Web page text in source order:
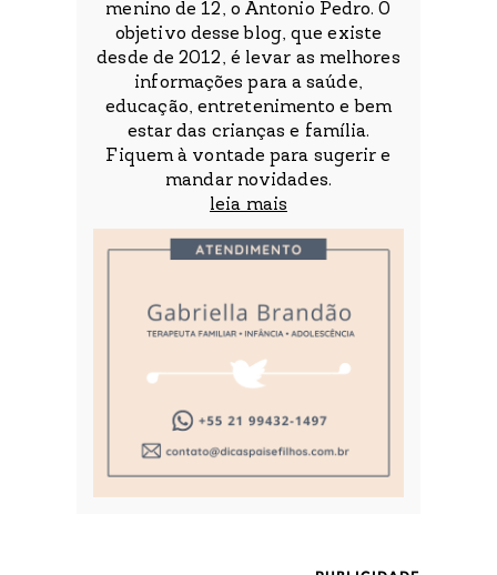
menino de 12, o Antonio Pedro. O
objetivo desse blog, que existe
desde de 2012, é levar as melhores
informações para a saúde,
educação, entretenimento e bem
estar das crianças e família.
Fiquem à vontade para sugerir e
mandar novidades.
leia mais